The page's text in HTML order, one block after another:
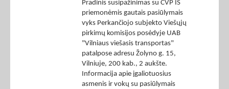
Pradinis susipažinimas su CVP IS
priemonėmis gautais pasiūlymais
vyks Perkančiojo subjekto Viešųjų
pirkimų komisijos posėdyje UAB
"Vilniaus viešasis transportas"
patalpose adresu Žolyno g. 15,
Vilniuje, 200 kab., 2 aukšte.
Informacija apie įgaliotuosius
asmenis ir vokų su pasiūlymais